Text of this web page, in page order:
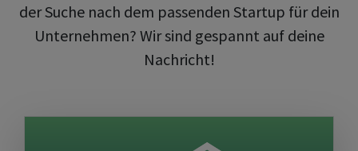
der Suche nach dem passenden Startup für dein
Unternehmen? Wir sind gespannt auf deine
Nachricht!